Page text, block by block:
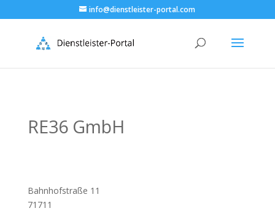
info@dienstleister-portal.com
RE36 GmbH
Bahnhofstraße 11
71711